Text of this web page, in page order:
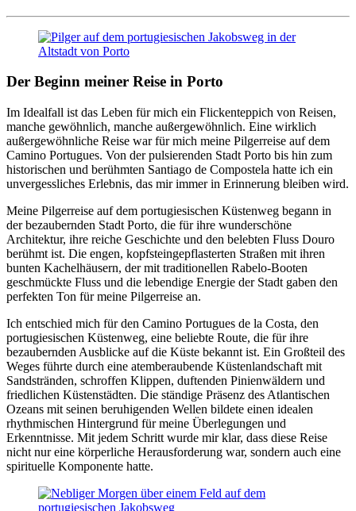
Der Beginn meiner Reise in Porto
Im Idealfall ist das Leben für mich ein Flickenteppich von Reisen,
manche gewöhnlich, manche außergewöhnlich. Eine wirklich
außergewöhnliche Reise war für mich meine Pilgerreise auf dem
Camino Portugues. Von der pulsierenden Stadt Porto bis hin zum
historischen und berühmten Santiago de Compostela hatte ich ein
unvergessliches Erlebnis, das mir immer in Erinnerung bleiben wird.
Meine Pilgerreise auf dem portugiesischen Küstenweg begann in
der bezaubernden Stadt Porto, die für ihre wunderschöne
Architektur, ihre reiche Geschichte und den belebten Fluss Douro
berühmt ist. Die engen, kopfsteingepflasterten Straßen mit ihren
bunten Kachelhäusern, der mit traditionellen Rabelo-Booten
geschmückte Fluss und die lebendige Energie der Stadt gaben den
perfekten Ton für meine Pilgerreise an.
Ich entschied mich für den Camino Portugues de la Costa, den
portugiesischen Küstenweg, eine beliebte Route, die für ihre
bezaubernden Ausblicke auf die Küste bekannt ist. Ein Großteil des
Weges führte durch eine atemberaubende Küstenlandschaft mit
Sandstränden, schroffen Klippen, duftenden Pinienwäldern und
friedlichen Küstenstädten. Die ständige Präsenz des Atlantischen
Ozeans mit seinen beruhigenden Wellen bildete einen idealen
rhythmischen Hintergrund für meine Überlegungen und
Erkenntnisse. Mit jedem Schritt wurde mir klar, dass diese Reise
nicht nur eine körperliche Herausforderung war, sondern auch eine
spirituelle Komponente hatte.